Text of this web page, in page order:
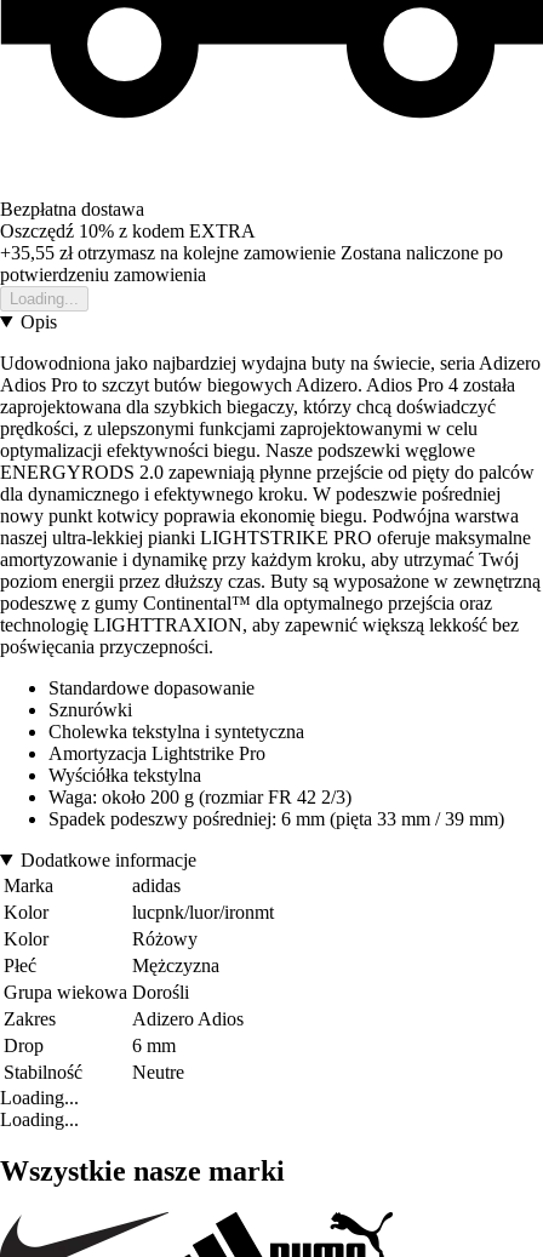
Bezpłatna dostawa
Oszczędź 10% z kodem EXTRA
+35,55 złotrzymasz na kolejne zamowienie Zostana naliczone po
potwierdzeniu zamowienia
Loading...
Opis
Udowodniona jako najbardziej wydajna buty na świecie, seria Adizero
Adios Pro to szczyt butów biegowych Adizero. Adios Pro 4 została
zaprojektowana dla szybkich biegaczy, którzy chcą doświadczyć
prędkości, z ulepszonymi funkcjami zaprojektowanymi w celu
optymalizacji efektywności biegu. Nasze podszewki węglowe
ENERGYRODS 2.0 zapewniają płynne przejście od pięty do palców
dla dynamicznego i efektywnego kroku. W podeszwie pośredniej
nowy punkt kotwicy poprawia ekonomię biegu. Podwójna warstwa
naszej ultra-lekkiej pianki LIGHTSTRIKE PRO oferuje maksymalne
amortyzowanie i dynamikę przy każdym kroku, aby utrzymać Twój
poziom energii przez dłuższy czas. Buty są wyposażone w zewnętrzną
podeszwę z gumy Continental™ dla optymalnego przejścia oraz
technologię LIGHTTRAXION, aby zapewnić większą lekkość bez
poświęcania przyczepności.
Standardowe dopasowanie
Sznurówki
Cholewka tekstylna i syntetyczna
Amortyzacja Lightstrike Pro
Wyściółka tekstylna
Waga: około 200 g (rozmiar FR 42 2/3)
Spadek podeszwy pośredniej: 6 mm (pięta 33 mm / 39 mm)
Dodatkowe informacje
Marka
adidas
Kolor
lucpnk/luor/ironmt
Kolor
Różowy
Płeć
Mężczyzna
Grupa wiekowa Dorośli
Zakres
Adizero Adios
Drop
6 mm
Stabilność
Neutre
Loading...
Loading...
Wszystkie nasze marki